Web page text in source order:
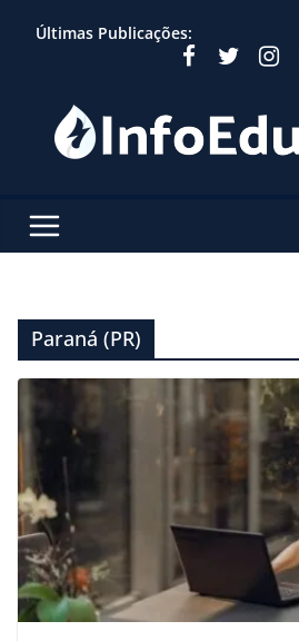
Últimas Publicações:
Paraná (PR)